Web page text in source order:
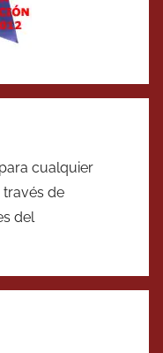
cualquier
través de
del